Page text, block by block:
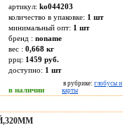
артикул: ko044203
количество в упаковке: 1 шт
минимальный опт: 1 шт
бренд : noname
вес : 0,668 кг
ррц: 1459 руб.
доступно: 1 шт
в наличии
в рубрике: глобусы и
карты